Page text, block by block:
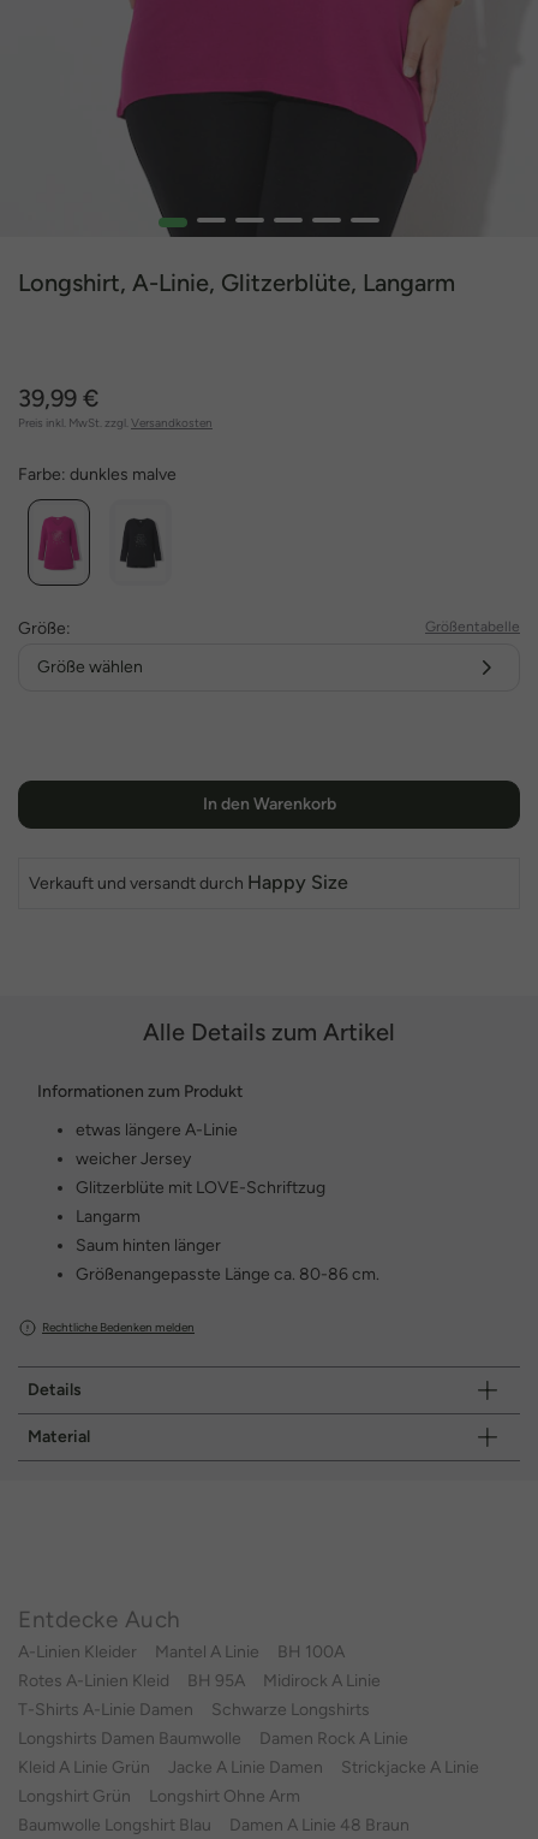
1 2 3 4 5 6
Longshirt, A-Linie, Glitzerblüte, Langarm
39,99 €
Preis inkl. MwSt. zzgl. Versandkosten
Farbe: dunkles malve
Größe: Größentabelle
Größe wählen
In den Warenkorb
Verkauft und versandt durch Happy Size
Alle Details zum Artikel
Informationen zum Produkt
etwas längere A-Linie
weicher Jersey
Glitzerblüte mit LOVE-Schriftzug
Langarm
Saum hinten länger
Größenangepasste Länge ca. 80-86 cm.
Rechtliche Bedenken melden
Details
Material
Entdecke Auch
A-Linien Kleider Mantel A Linie
BH 100A
Rotes A-Linien Kleid
BH 95A
Midirock A Linie
T-Shirts A-Linie Damen
Schwarze Longshirts
Longshirts Damen Baumwolle
Damen Rock A Linie
Kleid A Linie Grün
Jacke A Linie Damen
Strickjacke A Linie
Longshirt Grün
Longshirt Ohne Arm
Baumwolle Longshirt Blau
Damen A Linie 48 Braun